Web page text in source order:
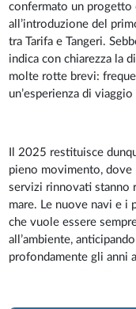
confermato un progetto
all’introduzione del
tra Tarifa e Tangeri.
indica con chiarezza la
molte rotte brevi:
un’esperienza di
Il 2025 restituisce
pieno movimento,
servizi rinnovati stanno
mare. Le nuove navi e i
che vuole essere
all’ambiente,
profondamente gli anni